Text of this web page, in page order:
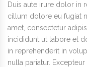
Duis aute irure dolor in
cillum dolore eu fugiat
amet, consectetur
incididunt ut labore et
in reprehenderit in
nulla pariatur.